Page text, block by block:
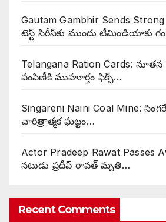
Gautam Gambhir Sends Strong
టెస్ట్ సిరీస్‌కు ముందు టీమిండియాకు
Telangana Ration Cards: నూతన
పంపిణీకి ముహూర్తం ఫిక్స్‌…
Singareni Naini Coal Mine:
చారిత్రాత్మక ఘట్టం…
Actor Pradeep Rawat Passes
నటుడు ప్రదీప్ రావత్ మృతి…
Recent Comments